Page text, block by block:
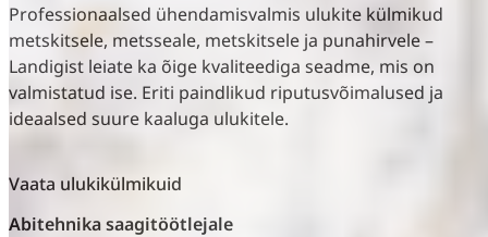
Professionaalsed ühendamisvalmis ulukite külmikud
metskitsele, metsseale, metskitsele ja punahirvele –
Landigist leiate ka õige kvaliteediga seadme, mis on
valmistatud ise. Eriti paindlikud riputusvõimalused ja
ideaalsed suure kaaluga ulukitele.
Vaata ulukikülmikuid
Abitehnika saagitöötlejale